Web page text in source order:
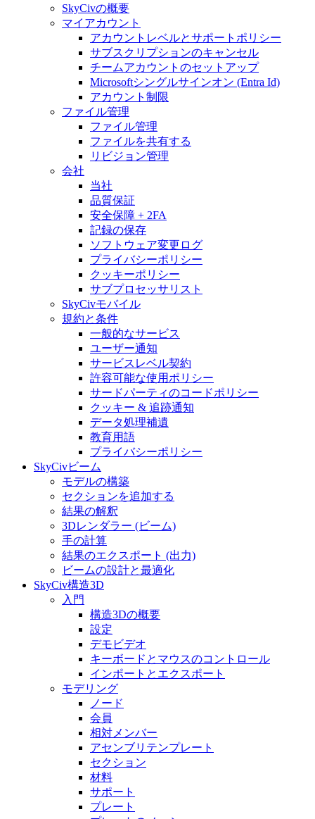
SkyCivの概要
マイアカウント
アカウントレベルとサポートポリシー
サブスクリプションのキャンセル
チームアカウントのセットアップ
Microsoftシングルサインオン (Entra Id)
アカウント制限
ファイル管理
ファイル管理
ファイルを共有する
リビジョン管理
会社
当社
品質保証
安全保障 + 2FA
記録の保存
ソフトウェア変更ログ
プライバシーポリシー
クッキーポリシー
サブプロセッサリスト
SkyCivモバイル
規約と条件
一般的なサービス
ユーザー通知
サービスレベル契約
許容可能な使用ポリシー
サードパーティのコードポリシー
クッキー & 追跡通知
データ処理補遺
教育用語
プライバシーポリシー
SkyCivビーム
モデルの構築
セクションを追加する
結果の解釈
3Dレンダラー (ビーム)
手の計算
結果のエクスポート (出力)
ビームの設計と最適化
SkyCiv構造3D
入門
構造3Dの概要
設定
デモビデオ
キーボードとマウスのコントロール
インポートとエクスポート
モデリング
ノード
会員
相対メンバー
アセンブリテンプレート
セクション
材料
サポート
プレート